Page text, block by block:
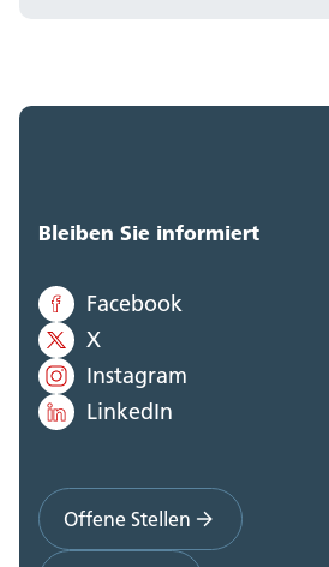
Bleiben Sie informiert
Facebook
X
Instagram
LinkedIn
Offene Stellen